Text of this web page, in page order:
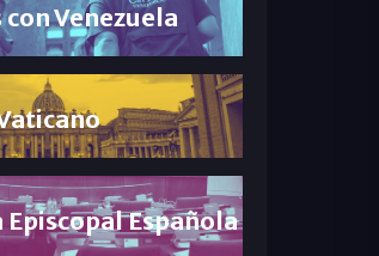
Venezuela
Española